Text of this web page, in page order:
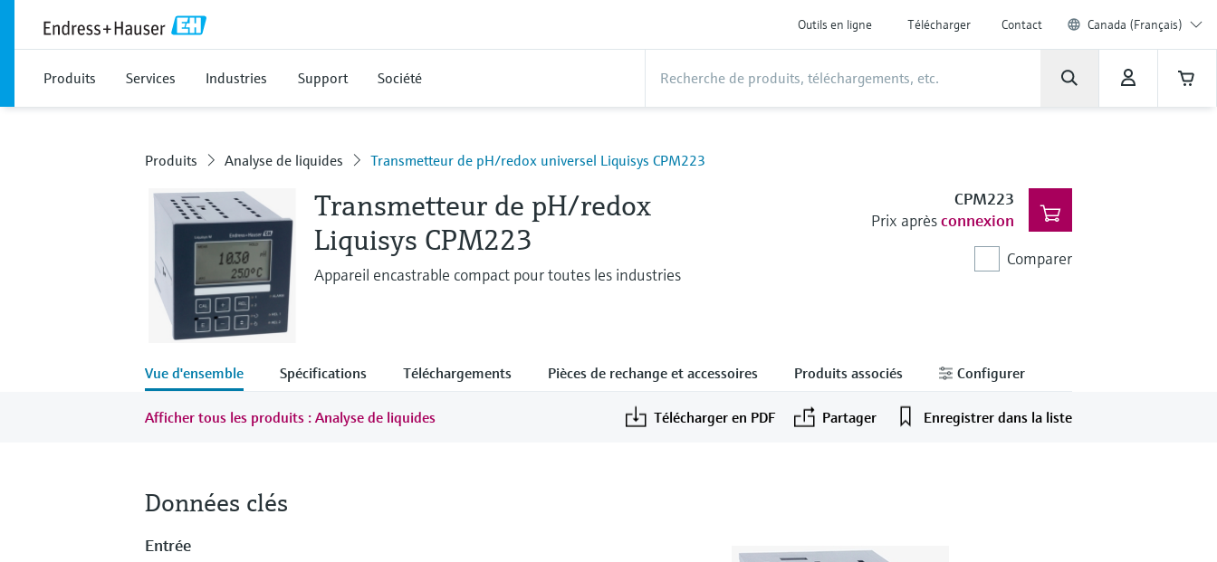
Outils en ligne Télécharger Contact Canada (Français)
Produits Services Industries Support Société
Produits Analyse de liquides Transmetteur de pH/redox universel Liquisys CPM223
Transmetteur de pH/redox
Liquisys CPM223
Appareil encastrable compact pour toutes les industries
CPM223
Prix aprèsconnexion
Comparer
Vue d'ensemble Spécifications Téléchargements Pièces de rechange et accessoires Produits associés Configurer
Afficher tous les produits : Analyse de liquides Télécharger en PDF Partager Enregistrer dans la liste
Données clés
Entrée